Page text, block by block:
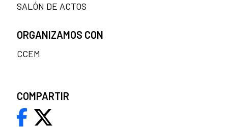
SALÓN DE ACTOS
ORGANIZAMOS CON
CCEM
COMPARTIR